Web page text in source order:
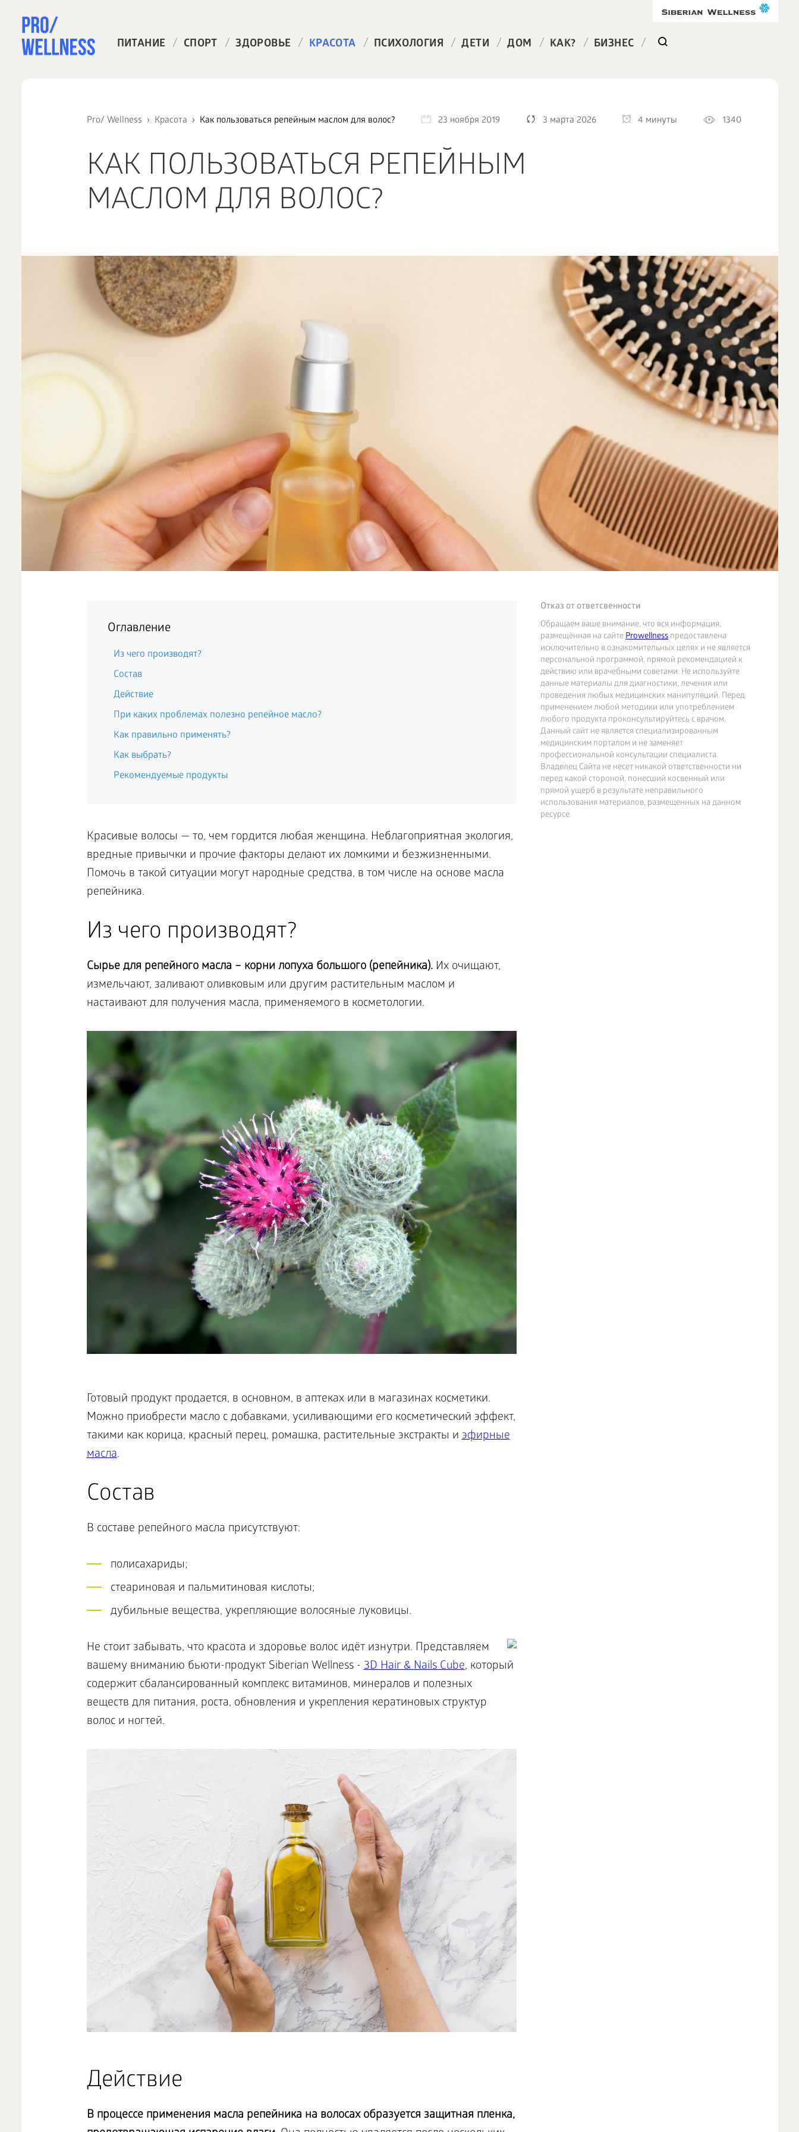
ПИТАНИЕ / СПОРТ / ЗДОРОВЬЕ / КРАСОТА / ПСИХОЛОГИЯ / ДЕТИ / ДОМ / КАК? / БИЗНЕС /
Pro/ Wellness Красота Как пользоваться репейным маслом для волос? 23 ноября 2019 3 марта 2026 4 минуты 1340
КАК ПОЛЬЗОВАТЬСЯ РЕПЕЙНЫМ
МАСЛОМ ДЛЯ ВОЛОС?
Отказ от ответсвенности
Обращаем ваше внимание, что вся информация,
размещённая на сайтеProwellnessпредоставлена
исключительно в ознакомительных целях и не является
персональной программой, прямой рекомендацией к
действию или врачебными советами. Не используйте
данные материалы для диагностики, лечения или
проведения любых медицинских манипуляций. Перед
применением любой методики или употреблением
любого продукта проконсультируйтесь с врачом.
Данный сайт не является специализированным
медицинским порталом и не заменяет
профессиональной консультации специалиста.
Владелец Сайта не несет никакой ответственности ни
перед какой стороной, понесший косвенный или
прямой ущерб в результате неправильного
использования материалов, размещенных на данном
ресурсе.
Оглавление
Из чего производят?
Состав
Действие
При каких проблемах полезно репейное масло?
Как правильно применять?
Как выбрать?
Рекомендуемые продукты
Красивые волосы — то, чем гордится любая женщина. Неблагоприятная экология,
вредные привычки и прочие факторы делают их ломкими и безжизненными.
Помочь в такой ситуации могут народные средства, в том числе на основе масла
репейника.
Из чего производят?
Сырье для репейного масла – корни лопуха большого (репейника).Их очищают,
измельчают, заливают оливковым или другим растительным маслом и
настаивают для получения масла, применяемого в косметологии.
Готовый продукт продается, в основном, в аптеках или в магазинах косметики.
Можно приобрести масло с добавками, усиливающими его косметический эффект,
такими как корица, красный перец, ромашка, растительные экстракты иэфирные
масла.
Состав
В составе репейного масла присутствуют:
полисахариды;
стеариновая и пальмитиновая кислоты;
дубильные вещества, укрепляющие волосяные луковицы.
Не стоит забывать, что красота и здоровье волос идёт изнутри. Представляем
вашему вниманию бьюти-продукт Siberian Wellness -3D Hair & Nails Cube, который
содержит сбалансированный комплекс витаминов, минералов и полезных
веществ для питания, роста, обновления и укрепления кератиновых структур
волос и ногтей.
Действие
В процессе применения масла репейника на волосах образуется защитная пленка,